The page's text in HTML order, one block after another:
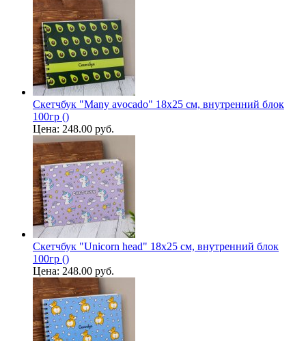
Скетчбук "Many avocado" 18х25 см, внутренний блок
100гр ()
Цена: 248.00 руб.
Скетчбук "Unicorn head" 18х25 см, внутренний блок
100гр ()
Цена: 248.00 руб.